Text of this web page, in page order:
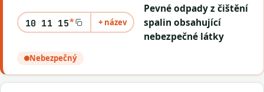
10 11 15* + název
Pevné odpady z čištění
spalin obsahující
nebezpečné látky
Nebezpečný